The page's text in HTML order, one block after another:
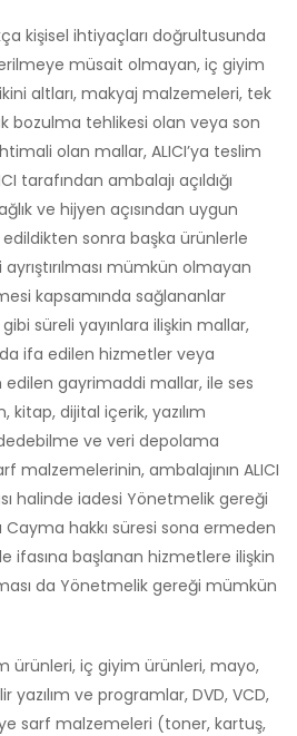
kişisel ihtiyaçları doğrultusunda
müsait olmayan, iç giyim
altları, makyaj malzemeleri, tek
bozulma tehlikesi olan veya son
olan mallar, ALICI’ya teslim
tarafından ambalajı açıldığı
ve hijyen açısından uygun
sonra başka ürünlerle
mümkün olmayan
kapsamında sağlananlar
süreli yayınlara ilişkin mallar,
ifa edilen hizmetler veya
gayrimaddi mallar, ile ses
kitap, dijital içerik, yazılım
ve veri depolama
malzemelerinin, ambalajının ALICI
halinde iadesi Yönetmelik gereği
hakkı süresi sona ermeden
ifasına başlanan hizmetlere ilişkin
da Yönetmelik gereği mümkün
ürünleri, iç giyim ürünleri, mayo,
yazılım ve programlar, DVD, VCD,
sarf malzemeleri (toner, kartuş,